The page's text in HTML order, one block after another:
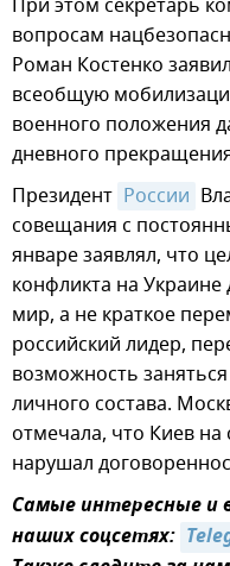
При этом секретарь
вопросам
Роман Костенко
всеобщую
военного положения
дневного
Президент России
совещания с
январе заявлял, что
конфликта на
мир, а не краткое
российский лидер,
возможность
личного состава.
отмечала, что Киев на
нарушал
Самые интересные
наших соцсетях: